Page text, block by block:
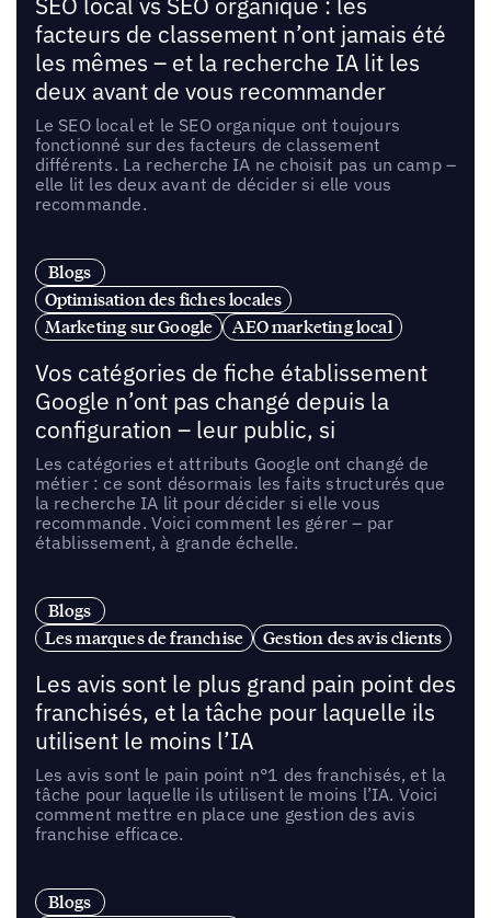
SEO local vs SEO organique : les
facteurs de classement n’ont jamais été
les mêmes – et la recherche IA lit les
deux avant de vous recommander
Le SEO local et le SEO organique ont toujours
fonctionné sur des facteurs de classement
différents. La recherche IA ne choisit pas un camp –
elle lit les deux avant de décider si elle vous
recommande.
Blogs
Optimisation des fiches locales
Marketing sur Google
AEO marketing local
Vos catégories de fiche établissement
Google n’ont pas changé depuis la
configuration – leur public, si
Les catégories et attributs Google ont changé de
métier : ce sont désormais les faits structurés que
la recherche IA lit pour décider si elle vous
recommande. Voici comment les gérer – par
établissement, à grande échelle.
Blogs
Les marques de franchise
Gestion des avis clients
Les avis sont le plus grand pain point des
franchisés, et la tâche pour laquelle ils
utilisent le moins l’IA
Les avis sont le pain point n°1 des franchisés, et la
tâche pour laquelle ils utilisent le moins l’IA. Voici
comment mettre en place une gestion des avis
franchise efficace.
Blogs